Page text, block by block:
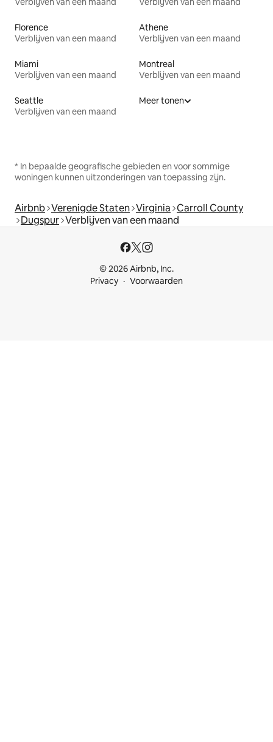
Florence
Verblijven van een maand
Athene
Verblijven van een maand
Miami
Verblijven van een maand
Montreal
Verblijven van een maand
Seattle
Verblijven van een maand
Meer tonen
* In bepaalde geografische gebieden en voor sommige
woningen kunnen uitzonderingen van toepassing zijn.
Airbnb Verenigde Staten Virginia Carroll County
Dugspur Verblijven van een maand
© 2026 Airbnb, Inc.
Privacy
Voorwaarden